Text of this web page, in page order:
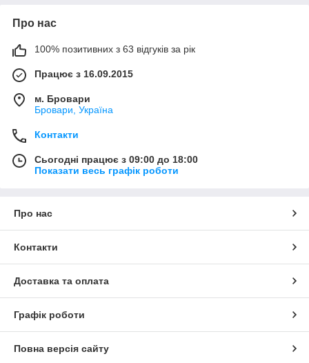
Про нас
100% позитивних з 63 відгуків за рік
Працює з 16.09.2015
м. Бровари
Бровари, Україна
Контакти
Сьогодні працює з 09:00 до 18:00
Показати весь графік роботи
Про нас
Контакти
Доставка та оплата
Графік роботи
Повна версія сайту